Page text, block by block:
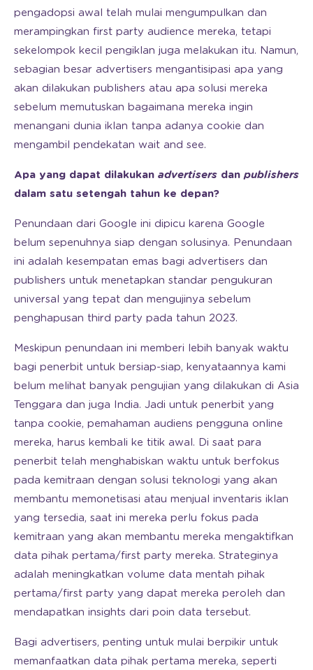
pengadopsi awal telah mulai mengumpulkan dan
merampingkan first party audience mereka, tetapi
sekelompok kecil pengiklan juga melakukan itu. Namun,
sebagian besar advertisers mengantisipasi apa yang
akan dilakukan publishers atau apa solusi mereka
sebelum memutuskan bagaimana mereka ingin
menangani dunia iklan tanpa adanya cookie dan
mengambil pendekatan wait and see.
Apa yang dapat dilakukan advertisers dan publishers
dalam satu setengah tahun ke depan?
Penundaan dari Google ini dipicu karena Google
belum sepenuhnya siap dengan solusinya. Penundaan
ini adalah kesempatan emas bagi advertisers dan
publishers untuk menetapkan standar pengukuran
universal yang tepat dan mengujinya sebelum
penghapusan third party pada tahun 2023.
Meskipun penundaan ini memberi lebih banyak waktu
bagi penerbit untuk bersiap-siap, kenyataannya kami
belum melihat banyak pengujian yang dilakukan di Asia
Tenggara dan juga India. Jadi untuk penerbit yang
tanpa cookie, pemahaman audiens pengguna online
mereka, harus kembali ke titik awal. Di saat para
penerbit telah menghabiskan waktu untuk berfokus
pada kemitraan dengan solusi teknologi yang akan
membantu memonetisasi atau menjual inventaris iklan
yang tersedia, saat ini mereka perlu fokus pada
kemitraan yang akan membantu mereka mengaktifkan
data pihak pertama/first party mereka. Strateginya
adalah meningkatkan volume data mentah pihak
pertama/first party yang dapat mereka peroleh dan
mendapatkan insights dari poin data tersebut.
Bagi advertisers, penting untuk mulai berpikir untuk
memanfaatkan data pihak pertama mereka, seperti